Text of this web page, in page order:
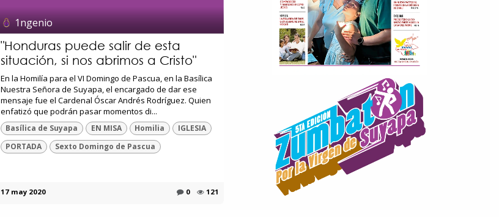
1ngenio
"Honduras puede salir de esta
situación, si nos abrimos a Cristo"
En la Homilía para el VI Domingo de Pascua, en la Basílica
Nuestra Señora de Suyapa, el encargado de dar ese
mensaje fue el Cardenal Óscar Andrés Rodríguez. Quien
enfatizó que podrán pasar momentos di...
Basílica de Suyapa EN MISA Homilia
IGLESIA
PORTADA
Sexto Domingo de Pascua
17 may 2020 0 121